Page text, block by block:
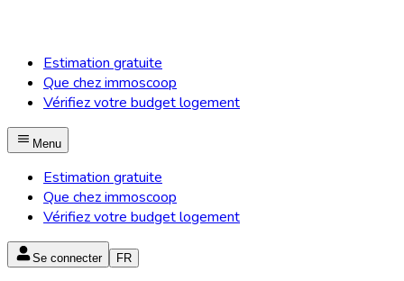
Estimation gratuite
Que chez immoscoop
Vérifiez votre budget logement
Menu
Estimation gratuite
Que chez immoscoop
Vérifiez votre budget logement
Se connecter FR